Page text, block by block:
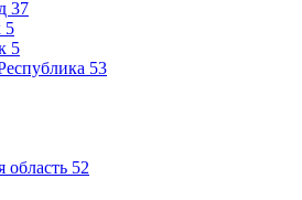
37
5
5
53
область 52